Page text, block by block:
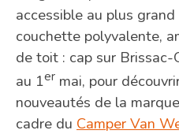
accessible au plus
couchette polyvalente,
de toit : cap sur
au 1er mai, pour
nouveautés de la
cadre du Camper Van